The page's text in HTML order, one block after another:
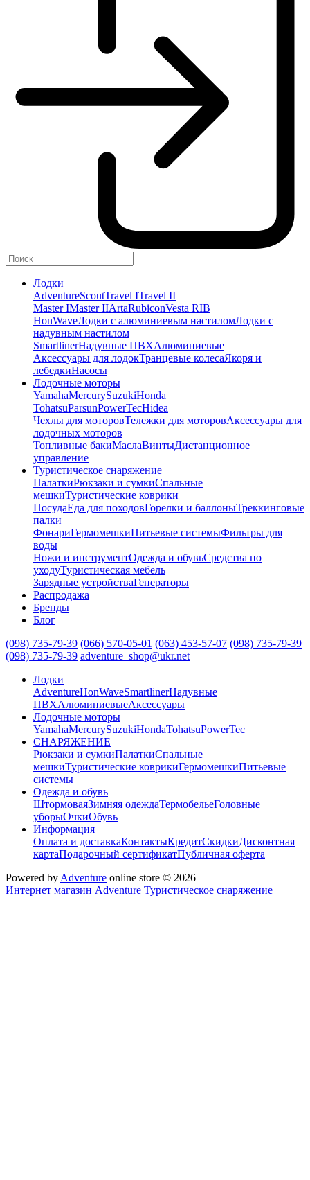
Лодки
AdventureScoutTravel ITravel II
Master IMaster IIArtaRubiconVesta RIB
HonWaveЛодки с алюминиевым настиломЛодки с
надувным настилом
SmartlinerНадувные ПВХАлюминиевые
Аксессуары для лодокТранцевые колесаЯкоря и
лебедкиНасосы
Лодочные моторы
YamahaMercurySuzukiHonda
TohatsuParsunPowerTecHidea
Чехлы для моторовТележки для моторовАксессуары для
лодочных моторов
Топливные бакиМаслаВинтыДистанционное
управление
Туристическое снаряжение
ПалаткиРюкзаки и сумкиСпальные
мешкиТуристические коврики
ПосудаЕда для походовГорелки и баллоныТреккинговые
палки
ФонариГермомешкиПитьевые системыФильтры для
воды
Ножи и инструментОдежда и обувьСредства по
уходуТуристическая мебель
Зарядные устройстваГенераторы
Распродажа
Бренды
Блог
(098) 735-79-39 (066) 570-05-01 (063) 453-57-07 (098) 735-79-39
(098) 735-79-39 adventure_shop@ukr.net
Лодки
AdventureHonWaveSmartlinerНадувные
ПВХАлюминиевыеАксессуары
Лодочные моторы
YamahaMercurySuzukiHondaTohatsuPowerTec
СНАРЯЖЕНИЕ
Рюкзаки и сумкиПалаткиСпальные
мешкиТуристические коврикиГермомешкиПитьевые
системы
Одежда и обувь
ШтормоваяЗимняя одеждаТермобельеГоловные
уборыОчкиОбувь
Информация
Оплата и доставкаКонтактыКредитСкидкиДисконтная
картаПодарочный сертификатПубличная оферта
Powered by Adventure online store © 2026
Интернет магазин Adventure Туристическое снаряжение